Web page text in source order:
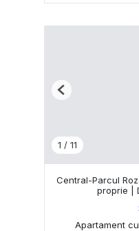
1 / 11
Previous
Central-Parcul
proprie |
Apartament